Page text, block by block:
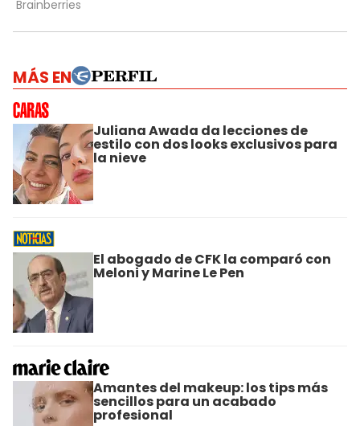
MÁS EN
Juliana Awada da lecciones de
estilo con dos looks exclusivos para
la nieve
El abogado de CFK la comparó con
Meloni y Marine Le Pen
Amantes del makeup: los tips más
sencillos para un acabado
profesional